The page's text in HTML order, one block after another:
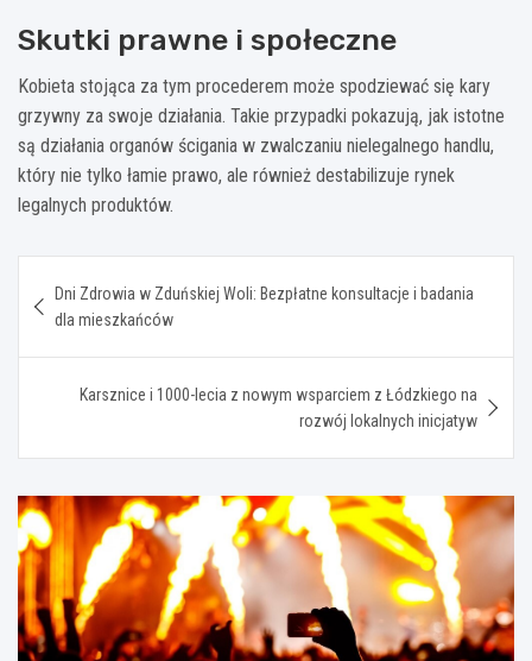
Skutki prawne i społeczne
Kobieta stojąca za tym procederem może spodziewać się kary
grzywny za swoje działania. Takie przypadki pokazują, jak istotne
są działania organów ścigania w zwalczaniu nielegalnego handlu,
który nie tylko łamie prawo, ale również destabilizuje rynek
legalnych produktów.
wpisu
Dni Zdrowia w Zduńskiej Woli: Bezpłatne konsultacje i badania
dla mieszkańców
Karsznice i 1000-lecia z nowym wsparciem z Łódzkiego na
rozwój lokalnych inicjatyw